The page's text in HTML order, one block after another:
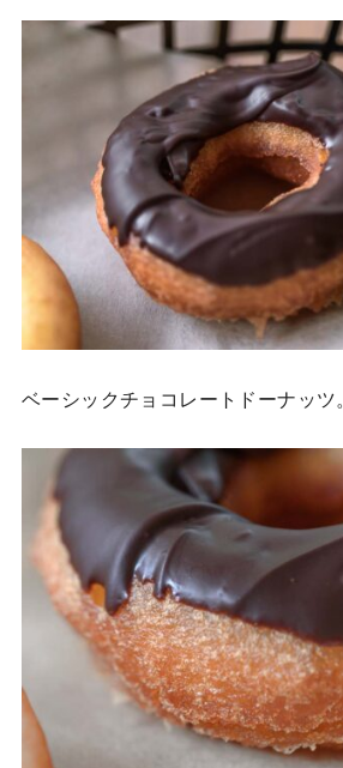
ベーシックチョコレートドーナッツ。